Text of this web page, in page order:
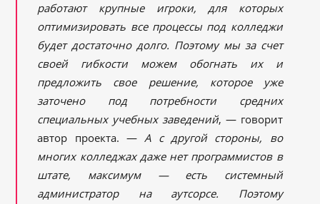
работают крупные игроки, для которых
оптимизировать все процессы под колледжи
будет достаточно долго. Поэтому мы за счет
своей гибкости можем обогнать их и
предложить свое решение, которое уже
заточено под потребности средних
специальных учебных заведений, — говорит
автор проекта. —А с другой стороны, во
многих колледжах даже нет программистов в
штате, максимум — есть системный
администратор на аутсорсе. Поэтому